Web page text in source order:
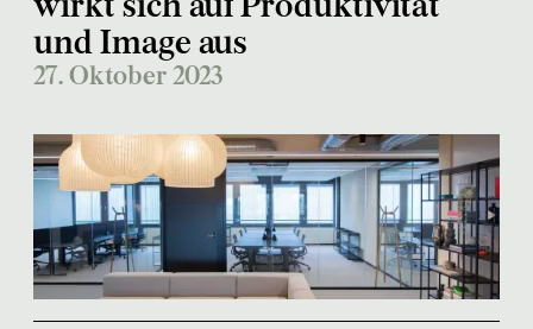
wirkt sich auf Produktivität
und Image aus
27. Oktober 2023